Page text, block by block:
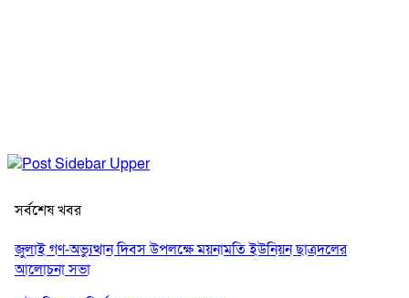
সর্বশেষ খবর
জুলাই গণ-অভ্যুত্থান দিবস উপলক্ষে ময়নামতি ইউনিয়ন ছাত্রদলের
আলোচনা সভা